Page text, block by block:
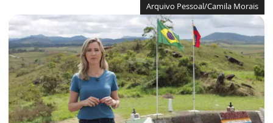
Arquivo Pessoal/Camila Morais